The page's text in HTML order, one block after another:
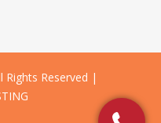
Rights Reserved |